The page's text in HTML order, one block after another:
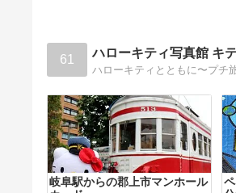
61 ハローキティ写真館 キ
ハローキティとともに〜プチ
岐阜駅からの郡上市マンホール